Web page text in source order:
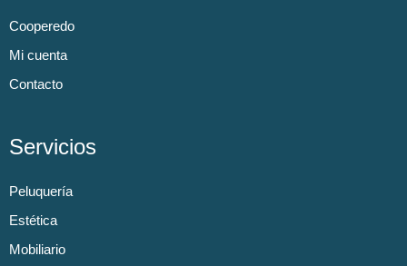
Cooperedo
Mi cuenta
Contacto
Servicios
Peluquería
Estética
Mobiliario